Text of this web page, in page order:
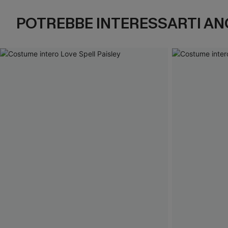
POTREBBE INTERESSARTI